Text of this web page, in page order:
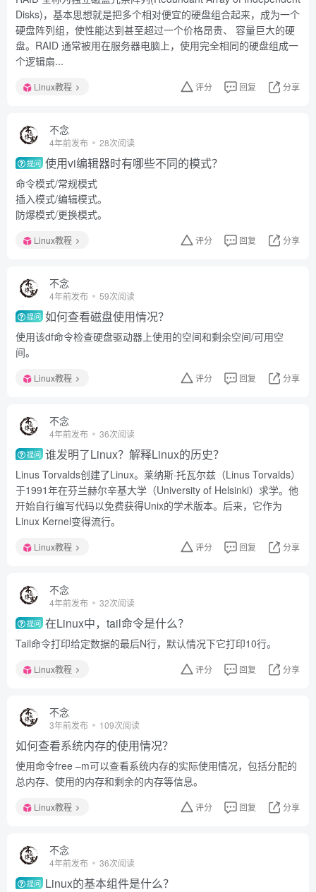
Disks)，基本思想就是把多个相对便宜的硬盘组合起来，成为一个
硬盘阵列组，使性能达到甚至超过一个价格昂贵、 容量巨大的硬
盘。RAID 通常被用在服务器电脑上，使用完全相同的硬盘组成一
个逻辑扇...
Linux教程 评分 回复 分享
不念
4年前发布 28次阅读
提问 使用vi编辑器时有哪些不同的模式？
命令模式/常规模式
插入模式/编辑模式。
防爆模式/更换模式。
Linux教程 评分 回复 分享
不念
4年前发布 59次阅读
提问 如何查看磁盘使用情况？
使用该df命令检查硬盘驱动器上使用的空间和剩余空间/可用空
间。
Linux教程 评分 回复 分享
不念
4年前发布 36次阅读
提问 谁发明了Linux？解释Linux的历史？
Linus Torvalds创建了Linux。莱纳斯·托瓦尔兹（Linus Torvalds）
于1991年在芬兰赫尔辛基大学（University of Helsinki）求学。他
开始自行编写代码以免费获得Unix的学术版本。后来，它作为
Linux Kernel变得流行。
Linux教程 评分 回复 分享
不念
4年前发布 32次阅读
提问 在Linux中，tail命令是什么？
Tail命令打印给定数据的最后N行，默认情况下它打印10行。
Linux教程 评分 回复 分享
不念
3年前发布 109次阅读
如何查看系统内存的使用情况？
使用命令free –m可以查看系统内存的实际使用情况，包括分配的
总内存、使用的内存和剩余的内存等信息。
Linux教程 评分 回复 分享
不念
4年前发布 36次阅读
提问 Linux的基本组件是什么？